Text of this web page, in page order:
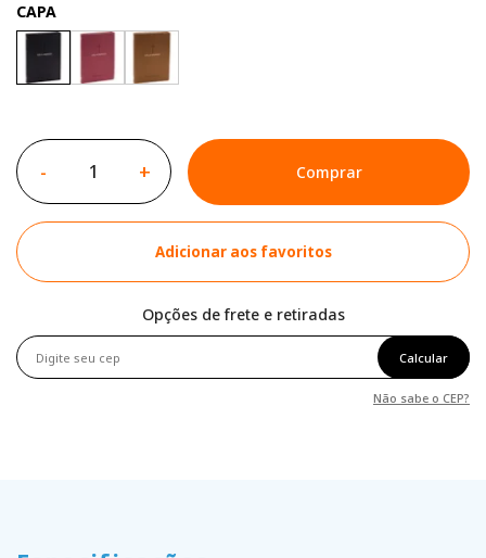
CAPA
- + Comprar
Adicionar aos favoritos
Opções de frete e retiradas
Calcular
Não sabe o CEP?